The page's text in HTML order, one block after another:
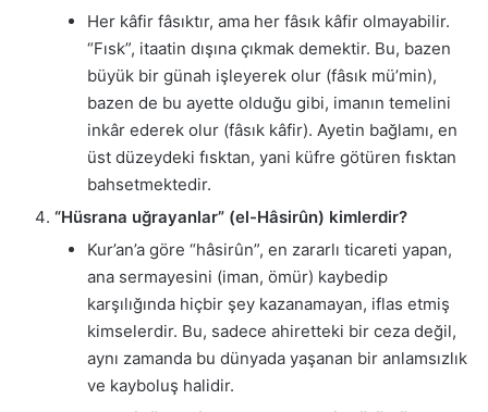
Her kâfir fâsıktır, ama her fâsık kâfir olmayabilir.
“Fısk”, itaatin dışına çıkmak demektir. Bu, bazen
büyük bir günah işleyerek olur (fâsık mü’min),
bazen de bu ayette olduğu gibi, imanın temelini
inkâr ederek olur (fâsık kâfir). Ayetin bağlamı, en
üst düzeydeki fısktan, yani küfre götüren fısktan
bahsetmektedir.
“Hüsrana uğrayanlar” (el-Hâsirûn) kimlerdir?
Kur’an’a göre “hâsirûn”, en zararlı ticareti yapan,
ana sermayesini (iman, ömür) kaybedip
karşılığında hiçbir şey kazanamayan, iflas etmiş
kimselerdir. Bu, sadece ahiretteki bir ceza değil,
aynı zamanda bu dünyada yaşanan bir anlamsızlık
ve kayboluş halidir.